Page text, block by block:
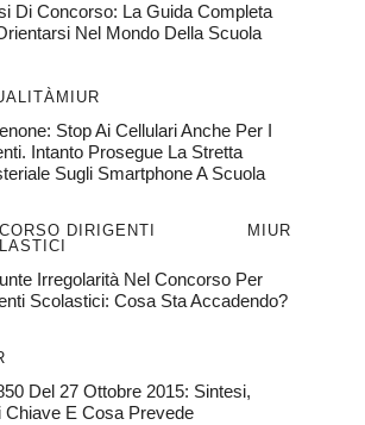
Di Concorso: La Guida Completa
Nel Mondo Della Scuola
MIUR
Stop Ai Cellulari Anche Per I
Intanto Prosegue La Stretta
Sugli Smartphone A Scuola
DIRIGENTI
MIUR
Irregolarità Nel Concorso Per
Scolastici: Cosa Sta Accadendo?
Del 27 Ottobre 2015: Sintesi,
Chiave E Cosa Prevede